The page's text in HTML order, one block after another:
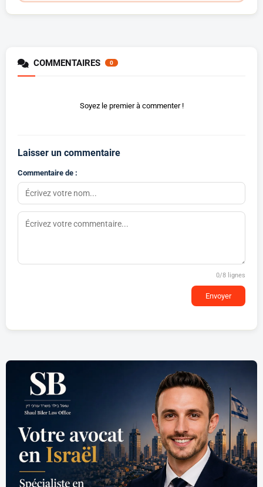
COMMENTAIRES 0
Soyez le premier à commenter !
Laisser un commentaire
Commentaire de :
0/8 lignes
Envoyer